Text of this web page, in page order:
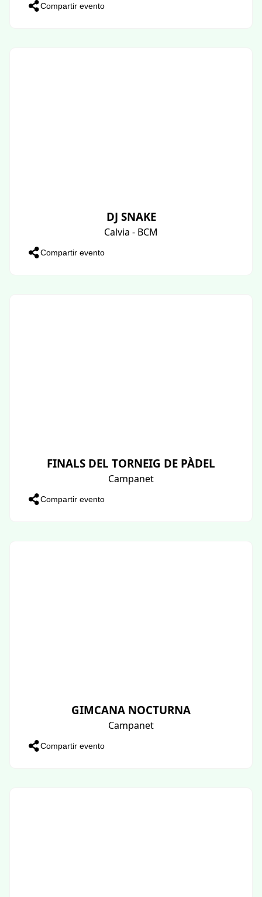
Compartir evento
DJ SNAKE
Calvia - BCM
Compartir evento
FINALS DEL TORNEIG DE PÀDEL
Campanet
Compartir evento
GIMCANA NOCTURNA
Campanet
Compartir evento